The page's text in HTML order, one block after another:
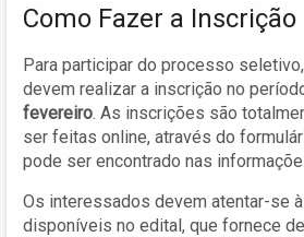
Como Fazer a Inscrição
Para participar do processo
devem realizar a inscrição no
fevereiro. As inscrições são
ser feitas online, através do
pode ser encontrado nas
Os interessados devem atentar-se
disponíveis no edital, que fornece